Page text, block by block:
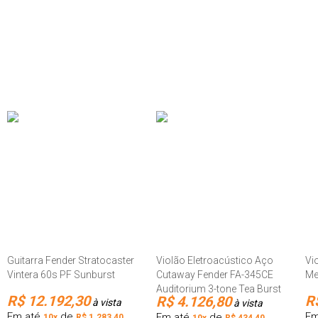
Guitarra Fender Stratocaster
Vintera 60s PF Sunburst
R$ 12.192,30à vista
Violão Eletroacústico Aço
Cutaway Fender FA-345CE
Auditorium 3-tone Tea Burst
R$ 4.126,80à vista